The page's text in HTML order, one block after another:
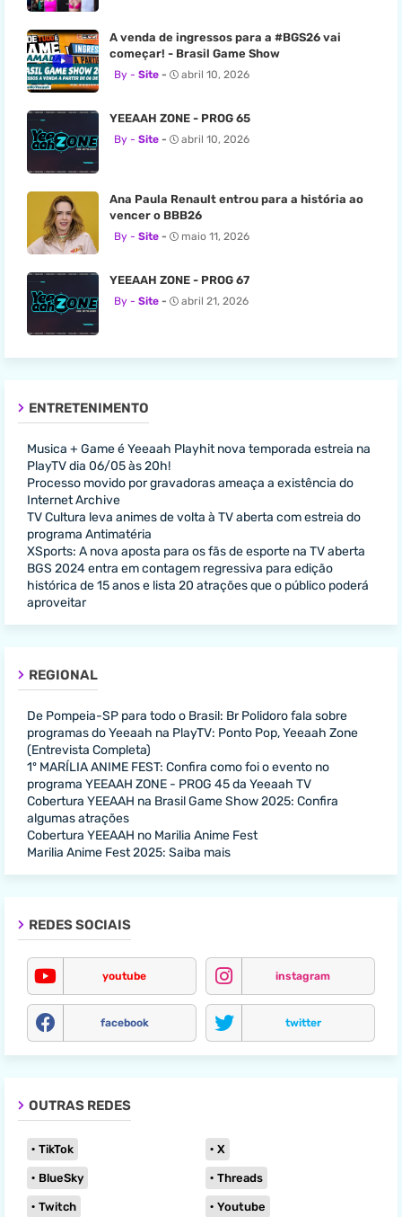
A venda de ingressos para a #BGS26 vai
começar! - Brasil Game Show
Site abril 10, 2026
YEEAAH ZONE - PROG 65
Site abril 10, 2026
Ana Paula Renault entrou para a história ao
vencer o BBB26
Site maio 11, 2026
YEEAAH ZONE - PROG 67
Site abril 21, 2026
ENTRETENIMENTO
Musica + Game é Yeeaah Playhit nova temporada estreia na
PlayTV dia 06/05 às 20h!
Processo movido por gravadoras ameaça a existência do
Internet Archive
TV Cultura leva animes de volta à TV aberta com estreia do
programa Antimatéria
XSports: A nova aposta para os fãs de esporte na TV aberta
BGS 2024 entra em contagem regressiva para edição
histórica de 15 anos e lista 20 atrações que o público poderá
aproveitar
REGIONAL
De Pompeia-SP para todo o Brasil: Br Polidoro fala sobre
programas do Yeeaah na PlayTV: Ponto Pop, Yeeaah Zone
(Entrevista Completa)
1º MARÍLIA ANIME FEST: Confira como foi o evento no
programa YEEAAH ZONE - PROG 45 da Yeeaah TV
Cobertura YEEAAH na Brasil Game Show 2025: Confira
algumas atrações
Cobertura YEEAAH no Marilia Anime Fest
Marilia Anime Fest 2025: Saiba mais
REDES SOCIAIS
youtube instagram
facebook twitter
OUTRAS REDES
TikTok X
BlueSky Threads
Twitch Youtube